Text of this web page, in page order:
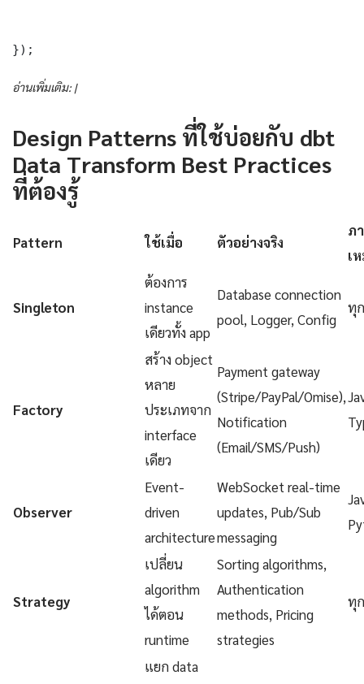
});
อ่านเพิ่มเติม: |
Design Patterns ที่ใช้บ่อยกับ dbt
Data Transform Best Practices
ที่ต้องรู้
Pattern ใช้เมื่อ ตัวอย่างจริง
ภ
เ
Singleton
ต้องการ
instance
เดียวทั้ง app
Database connection
pool, Logger, Config
ทุ
Factory
สร้าง object
หลาย
ประเภทจาก
interface
เดียว
Payment gateway
(Stripe/PayPal/Omise),
Notification
(Email/SMS/Push)
Observer
Event-
driven
architecture
WebSocket real-time
updates, Pub/Sub
messaging
Strategy
เปลี่ยน
algorithm
ได้ตอน
runtime
Sorting algorithms,
Authentication
methods, Pricing
strategies
ทุ
แยก data